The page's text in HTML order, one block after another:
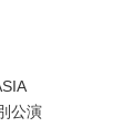
公演